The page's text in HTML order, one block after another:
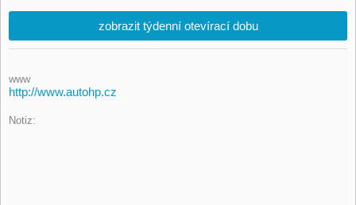
zobrazit týdenní otevírací dobu
www
http://www.autohp.cz
Notiz: